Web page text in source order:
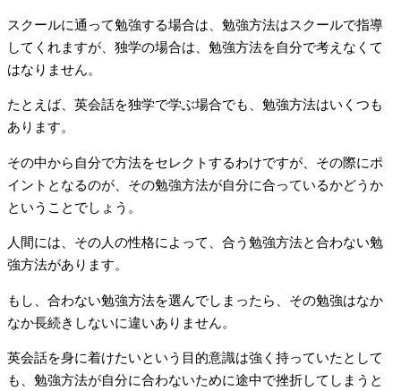
スクールに通って勉強する場合は、勉強方法はスクールで指導
してくれますが、独学の場合は、勉強方法を自分で考えなくて
はなりません。
たとえば、英会話を独学で学ぶ場合でも、勉強方法はいくつも
あります。
その中から自分で方法をセレクトするわけですが、その際にポ
イントとなるのが、その勉強方法が自分に合っているかどうか
ということでしょう。
人間には、その人の性格によって、合う勉強方法と合わない勉
強方法があります。
もし、合わない勉強方法を選んでしまったら、その勉強はなか
なか長続きしないに違いありません。
英会話を身に着けたいという目的意識は強く持っていたとして
も、勉強方法が自分に合わないために途中で挫折してしまうと